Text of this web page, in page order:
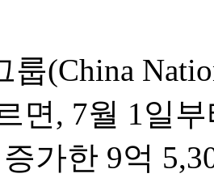
룹(China
면, 7월 1일
가한 9억